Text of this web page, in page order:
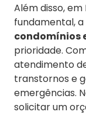
Além disso,
fundamental, a
condomínios
prioridade.
atendimento
transtornos e
emergências.
solicitar um